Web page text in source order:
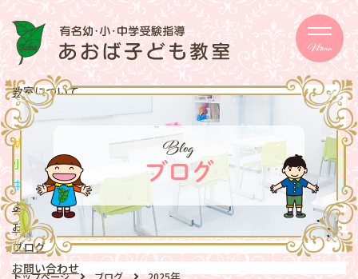
Menu
教室について
メッセージ 取り組み
幼児
school
小学生クラス
school中学生クラス
よくある質問
お知らせ
ブログ
お問い合わせ
Blog
ブログ